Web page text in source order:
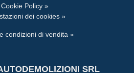
Cookie Policy »
dei cookies »
condizioni di vendita »
SRL